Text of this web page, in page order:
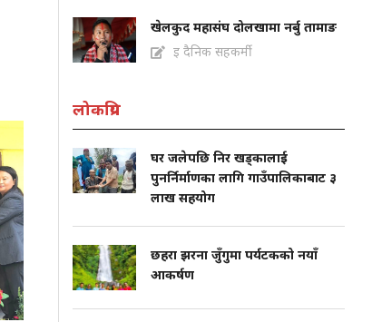
खेलकुद महासंघ दोलखामा नर्बु तामाङ
इ दैनिक सहकर्मी
लोकप्रिय
घर जलेपछि निर खड्कालाई
पुनर्निर्माणका लागि गाउँपालिकाबाट ३
लाख सहयोग
छहरा झरना जुँगुमा पर्यटकको नयाँ
आकर्षण